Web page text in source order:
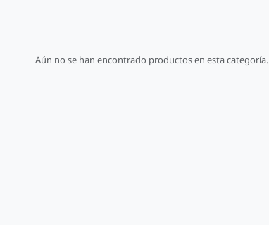
Aún no se han encontrado productos en esta categoría.